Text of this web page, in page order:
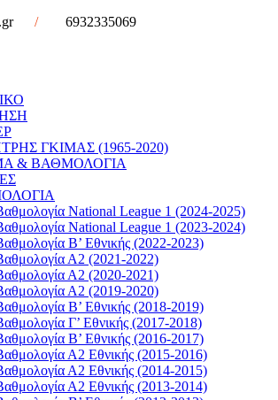
/ 6932335069
ΓΚΙΜΑΣ (1965-2020)
& ΒΑΘΜΟΛΟΓΙΑ
National League 1 (2024-2025)
National League 1 (2023-2024)
Β’ Εθνικής (2022-2023)
Α2 (2021-2022)
Α2 (2020-2021)
Α2 (2019-2020)
B’ Εθνικής (2018-2019)
Γ’ Εθνικής (2017-2018)
Β’ Εθνικής (2016-2017)
Α2 Εθνικής (2015-2016)
Α2 Εθνικής (2014-2015)
Α2 Εθνικής (2013-2014)